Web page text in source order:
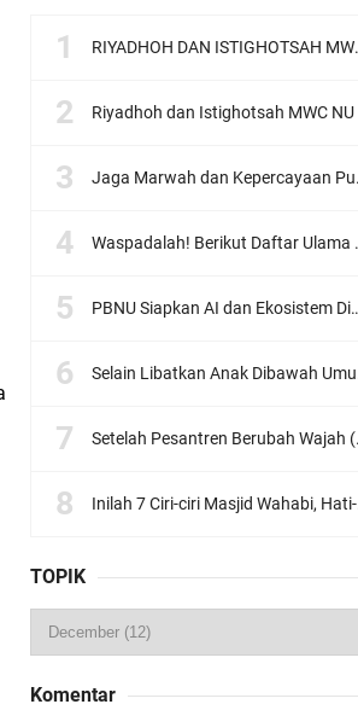
RIYADHOH DAN ISTIGHOTSAH MWC NU LOWOKWARU Menyambut Muktamar NU ke-35, Meneguhkan Sanad Laku Para Muassis
Riyadhoh dan Istighotsah MWC NU Lowokwaru: Menguatkan Doa, Menjalin Ukhuwah Menyambut Muktamar NU ke-35
Jaga Marwah dan Kepercayaan Publik, Ratusan Guru Ngaji Kota Malang Serukan Deklarasi Ramah Anak
Waspadalah! Berikut Daftar Ulama Wahabi di Seluruh Dunia dan Karya-karyanya
PBNU Siapkan AI dan Ekosistem Digital "Satu Ranah Digital untuk Ulama", Siap Diluncurkan dalam Waktu Dekat!
Selain Libatkan Anak Dibawah Umur, Aksi Ganyang Komunis Jadi Sorotan Karena Ada Narasi Halal Sembelih Orang
Setelah Pesantren Berubah Wajah (Dari NU Ke Wahabi)
Inilah 7 Ciri-ciri Masjid Wahabi, Hati-hati Agar Tidak Salah Pilih
TOPIK
Komentar